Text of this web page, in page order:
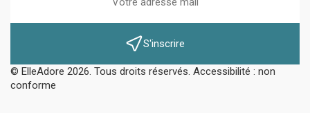
S'inscrire
© ElleAdore 2026. Tous droits réservés. Accessibilité : non
conforme